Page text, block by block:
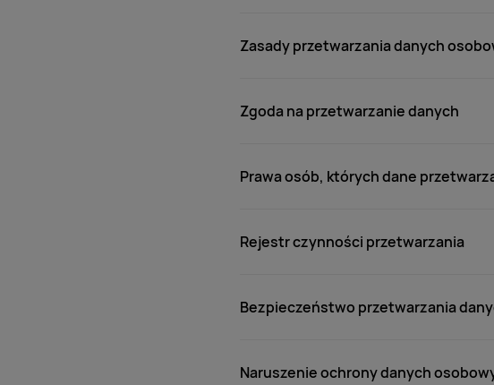
Zasady przetwarzania danych
Zgoda na przetwarzanie danych
Prawa osób, których dane
Rejestr czynności przetwarzania
Bezpieczeństwo przetwarzania
Naruszenie ochrony danych